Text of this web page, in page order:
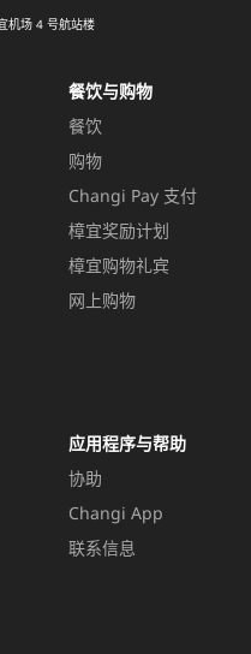
机场 4 号航站楼
餐饮与购物
餐饮
购物
Changi Pay 支付
樟宜奖励计划
樟宜购物礼宾
网上购物
应用程序与帮助
协助
Changi App
联系信息